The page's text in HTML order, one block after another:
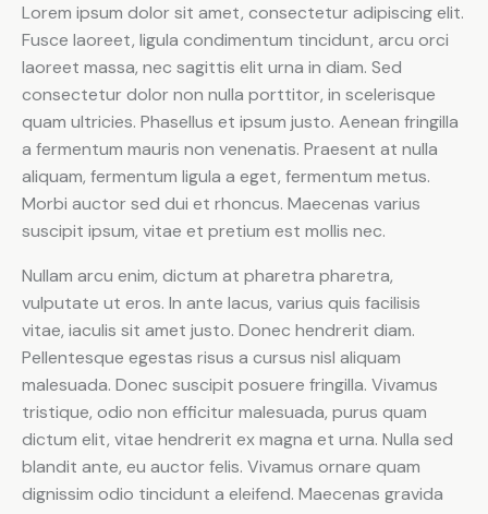
Lorem ipsum dolor sit amet, consectetur adipiscing elit.
Fusce laoreet, ligula condimentum tincidunt, arcu orci
laoreet massa, nec sagittis elit urna in diam. Sed
consectetur dolor non nulla porttitor, in scelerisque
quam ultricies. Phasellus et ipsum justo. Aenean fringilla
a fermentum mauris non venenatis. Praesent at nulla
aliquam, fermentum ligula a eget, fermentum metus.
Morbi auctor sed dui et rhoncus. Maecenas varius
suscipit ipsum, vitae et pretium est mollis nec.
Nullam arcu enim, dictum at pharetra pharetra,
vulputate ut eros. In ante lacus, varius quis facilisis
vitae, iaculis sit amet justo. Donec hendrerit diam.
Pellentesque egestas risus a cursus nisl aliquam
malesuada. Donec suscipit posuere fringilla. Vivamus
tristique, odio non efficitur malesuada, purus quam
dictum elit, vitae hendrerit ex magna et urna. Nulla sed
blandit ante, eu auctor felis. Vivamus ornare quam
dignissim odio tincidunt a eleifend. Maecenas gravida